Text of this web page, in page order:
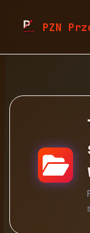
PZN
Logistyka,